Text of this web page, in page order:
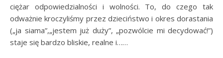
ciężar odpowiedzialności i wolności. To, do czego tak
odważnie kroczyliśmy przez dzieciństwo i okres dorastania
(„ja siama”,„jestem już duży”, „pozwólcie mi decydować!”)
staje się bardzo bliskie, realne i……